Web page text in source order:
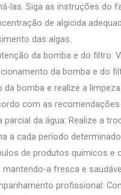
las. Siga as instruções do
de algicida
das algas.
da bomba e do filtro:
da bomba e do
da bomba e realize a
com as recomendações
parcial da água: Realize a
a cada período
de produtos químicos e
mantendo-a fresca e
profissional: